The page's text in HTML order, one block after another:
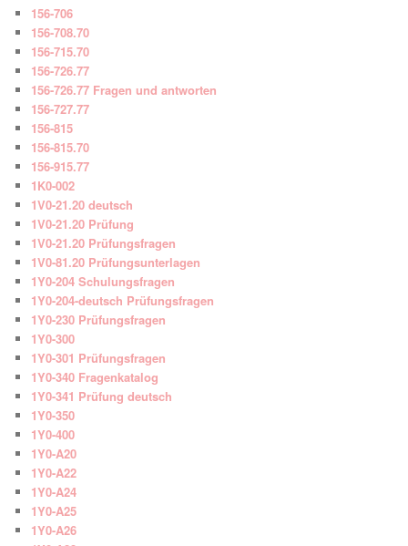
156-706
156-708.70
156-715.70
156-726.77
156-726.77 Fragen und antworten
156-727.77
156-815
156-815.70
156-915.77
1K0-002
1V0-21.20 deutsch
1V0-21.20 Prüfung
1V0-21.20 Prüfungsfragen
1V0-81.20 Prüfungsunterlagen
1Y0-204 Schulungsfragen
1Y0-204-deutsch Prüfungsfragen
1Y0-230 Prüfungsfragen
1Y0-300
1Y0-301 Prüfungsfragen
1Y0-340 Fragenkatalog
1Y0-341 Prüfung deutsch
1Y0-350
1Y0-400
1Y0-A20
1Y0-A22
1Y0-A24
1Y0-A25
1Y0-A26